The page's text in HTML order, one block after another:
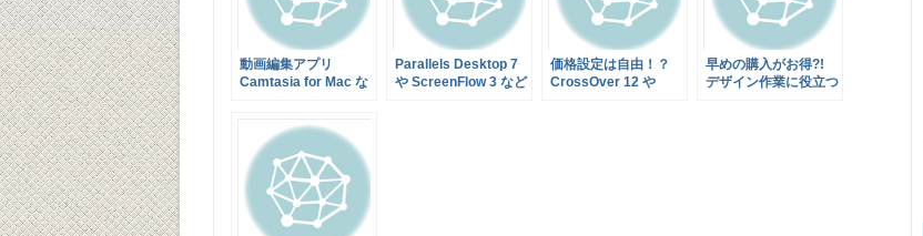
動画編集アプリ
Camtasia for Mac な
Spring Bundle が92%
オフの$49.99で販売
中！
Parallels Desktop 7
や ScreenFlow 3 など
価格設定は自由！？
CrossOver 12 や
早めの購入がお得?!
デザイン作業に役立つ